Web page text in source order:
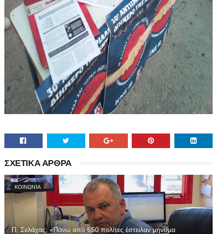
ΣΧΕΤΙΚΑ ΑΡΘΡΑ
ΚΟΙΝΩΝΊΑ
Π. Σελάχας: «Πάνω από 650 πολίτες έστειλαν μήνυμα